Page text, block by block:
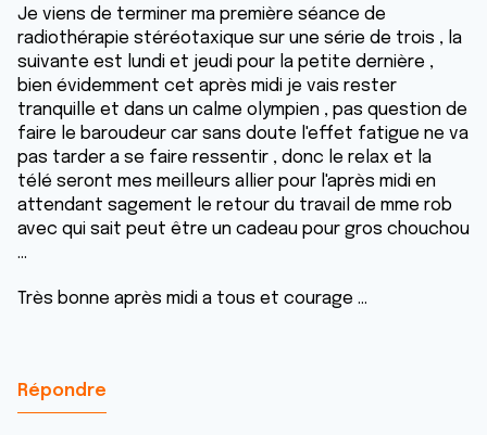
Je viens de terminer ma première séance de
radiothérapie stéréotaxique sur une série de trois , la
suivante est lundi et jeudi pour la petite dernière ,
bien évidemment cet après midi je vais rester
tranquille et dans un calme olympien , pas question de
faire le baroudeur car sans doute l'effet fatigue ne va
pas tarder a se faire ressentir , donc le relax et la
télé seront mes meilleurs allier pour l'après midi en
attendant sagement le retour du travail de mme rob
avec qui sait peut être un cadeau pour gros chouchou
...
Très bonne après midi a tous et courage ...
Répondre